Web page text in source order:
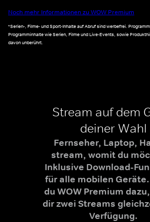
Noch mehr Informationen zu WOW Premium
*Serien-, Filme- und Sport-Inhalte auf Abruf sind werbefrei.
Programminhalte wie Serien, Filme und Live-Events, sowie
davon unberührt.
Stream auf dem
deiner Wahl
Fernseher, Laptop,
stream, womit du
Inklusive Download-
für alle mobilen
du WOW Premium
dir zwei Streams
Verfügung.